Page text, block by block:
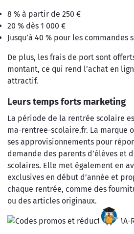
8 % à partir de 250 €
20 % dès 1 000 €
Jusqu’à 40 % pour les commandes
De plus, les frais de port sont
montant, ce qui rend l’achat en
attractif.
Leurs temps forts marketing
La période de la rentrée scolaire
ma-rentree-scolaire.fr. La marque
ses approvisionnements pour
demande des parents d’élèves et
scolaires. Elle met également en
exclusives en début d’année et
chaque rentrée, comme des
ou des articles originaux.